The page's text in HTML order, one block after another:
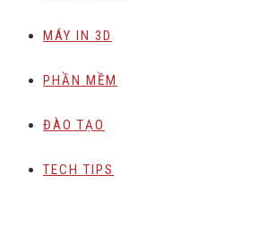
MÁY IN 3D
PHẦN MỀM
ĐÀO TẠO
TECH TIPS